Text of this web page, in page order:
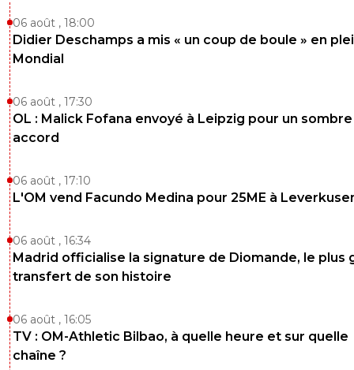
06 août , 18:00
Didier Deschamps a mis « un coup de boule » en
Mondial
06 août , 17:30
OL : Malick Fofana envoyé à Leipzig pour un sombre
accord
06 août , 17:10
L'OM vend Facundo Medina pour 25ME à
06 août , 16:34
Madrid officialise la signature de Diomande, le plus
transfert de son histoire
06 août , 16:05
TV : OM-Athletic Bilbao, à quelle heure et sur quelle
chaîne ?